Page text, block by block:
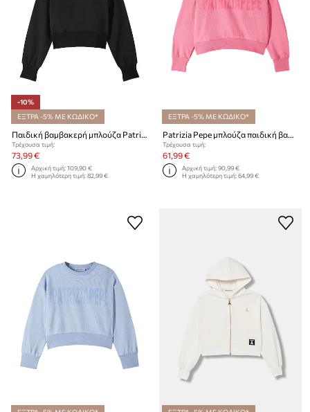
-10%
ΕΞΤΡΑ -5% ΜΕ ΚΩΔΙΚΟ*
Παιδική βαμβακερή μπλούζα Patrizia Pepe J046
Τρέχουσα τιμή:
73,99 €
Αρχική τιμή:109,90 €
Η χαμηλότερη τιμή:82,99 €
ΕΞΤΡΑ -5% ΜΕ ΚΩΔΙΚΟ*
Patrizia Pepe μπλούζα παιδική βαμβακερή J409
Τρέχουσα τιμή:
61,99 €
Αρχική τιμή:90,99 €
Η χαμηλότερη τιμή:64,99 €